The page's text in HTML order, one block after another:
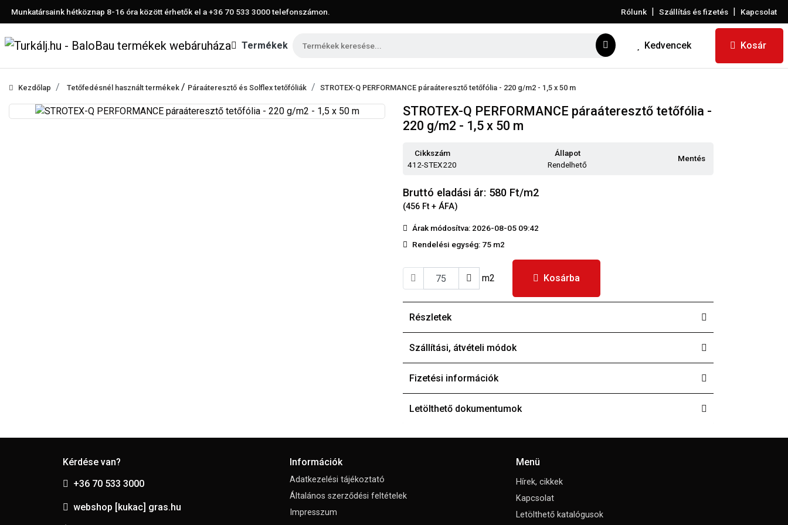
Munkatársaink hétköznap 8-16 óra között érhetők el a+36 70 533 3000telefonszámon. Rólunk | Szállítás és fizetés | Kapcsolat
Termékek Kedvencek Kosár
Kezdőlap Tetőfedésnél használt termékek / Páraáteresztő és Solflex tetőfóliák STROTEX-Q PERFORMANCE páraáteresztő tetőfólia - 220 g/m2 - 1,5 x 50 m
STROTEX-Q PERFORMANCE páraáteresztő tetőfólia -
220 g/m2 - 1,5 x 50 m
Cikkszám
412-STEX220
Állapot
Rendelhető
Mentés
Bruttó eladási ár: 580 Ft/m2
(456 Ft + ÁFA)
Árak módosítva: 2026-08-05 09:42
Rendelési egység: 75 m2
m2 Kosárba
Részletek
Szállítási, átvételi módok
Fizetési információk
Letölthető dokumentumok
Kérdése van?
+36 70 533 3000
webshop [kukac] gras.hu
Információk
Adatkezelési tájékoztató
Általános szerződési feltételek
Impresszum
Menü
Hírek, cikkek
Kapcsolat
Letölthető katalógusok